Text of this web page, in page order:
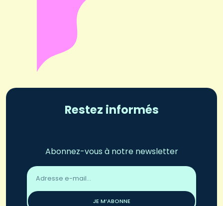
Restez informés
Abonnez-vous à notre newsletter
Adresse
email
JE M’ABONNE